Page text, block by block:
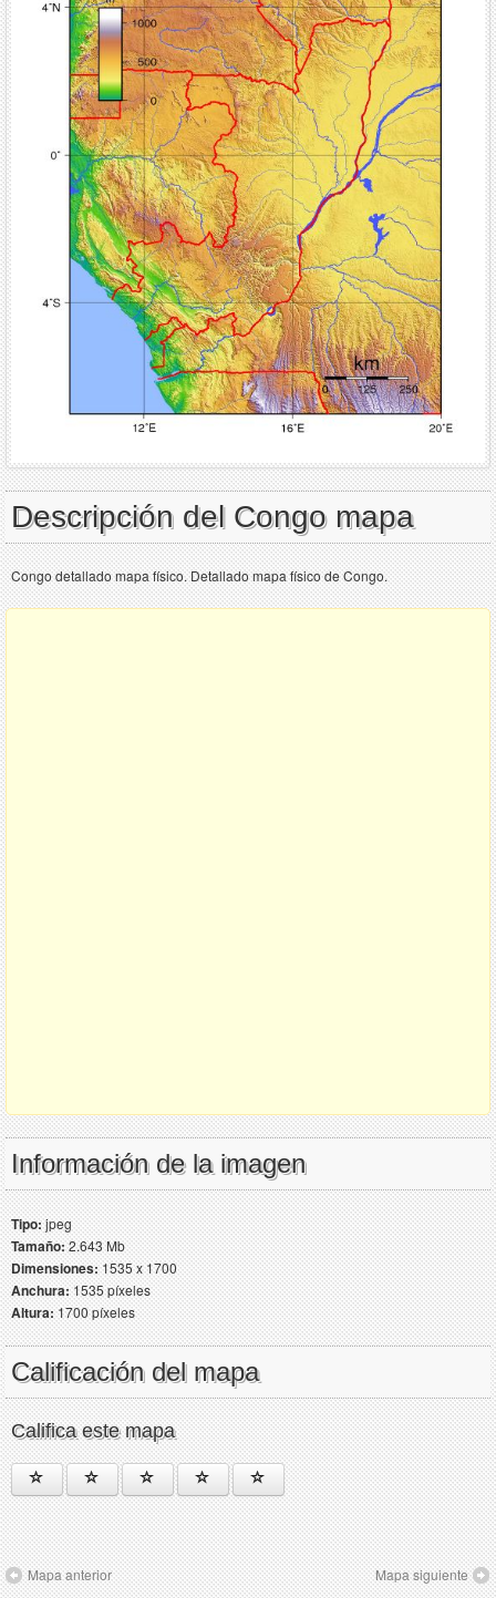
Descripción del Congo mapa
Congo detallado mapa físico. Detallado mapa físico de Congo.
Información de la imagen
Tipo:jpeg
Tamaño:2.643 Mb
Dimensiones:1535 x 1700
Anchura:1535 píxeles
Altura:1700 píxeles
Calificación del mapa
Califica este mapa
Mapa anterior Mapa siguiente